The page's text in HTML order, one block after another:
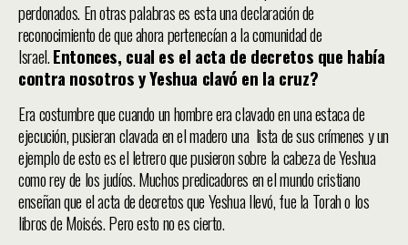
perdonados. En otras palabras es esta una declaración de
reconocimiento de que ahora pertenecían a la comunidad de
Israel.Entonces, cual es el acta de decretos que había
contra nosotros y Yeshua clavó en la cruz?
Era costumbre que cuando un hombre era clavado en una estaca de
ejecución, pusieran clavada en el madero una lista de sus crímenes y un
ejemplo de esto es el letrero que pusieron sobre la cabeza de Yeshua
como rey de los judíos. Muchos predicadores en el mundo cristiano
enseñan que el acta de decretos que Yeshua llevó, fue la Torah o los
libros de Moisés. Pero esto no es cierto.